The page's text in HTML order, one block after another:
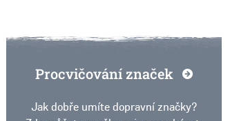
Procvičování značek
Jak dobře umíte dopravní značky?